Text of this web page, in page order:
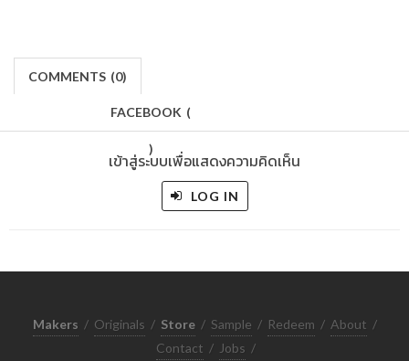
COMMENTS (0)
FACEBOOK (
)
เข้าสู่ระบบเพื่อแสดงความคิดเห็น
LOG IN
Makers / Originals / Store / Sample / Redeem / About /
Contact / Jobs /